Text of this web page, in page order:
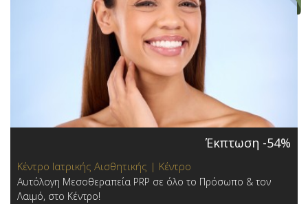
Έκπτωση -54%
Κέντρο Ιατρικής Αισθητικής | Κέντρο
Αυτόλογη Μεσοθεραπεία PRP σε όλο το Πρόσωπο & τον
Λαιμό, στο Κέντρο!